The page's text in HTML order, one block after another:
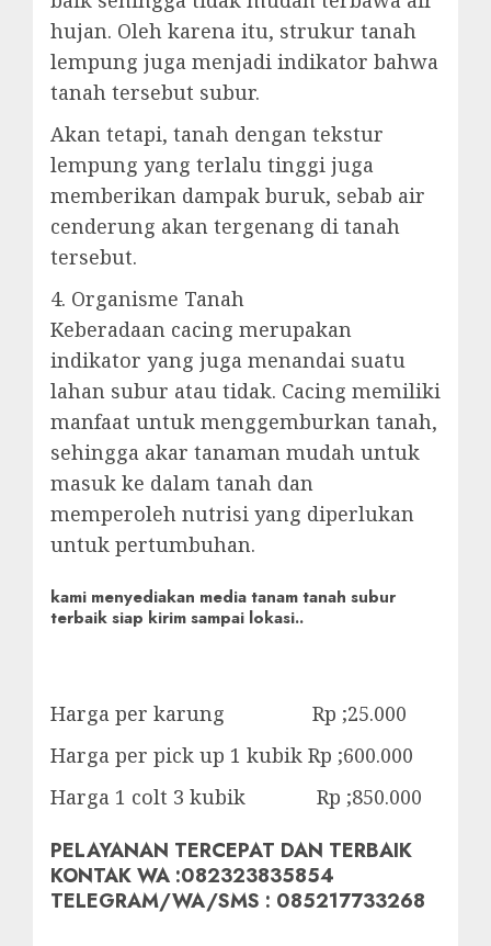
hujan. Oleh karena itu, strukur tanah
lempung juga menjadi indikator bahwa
tanah tersebut subur.
Akan tetapi, tanah dengan tekstur
lempung yang terlalu tinggi juga
memberikan dampak buruk, sebab air
cenderung akan tergenang di tanah
tersebut.
4. Organisme Tanah
Keberadaan cacing merupakan
indikator yang juga menandai suatu
lahan subur atau tidak. Cacing memiliki
manfaat untuk menggemburkan tanah,
sehingga akar tanaman mudah untuk
masuk ke dalam tanah dan
memperoleh nutrisi yang diperlukan
untuk pertumbuhan.
kami menyediakan media tanam tanah subur
terbaik siap kirim sampai lokasi..
Harga per karung Rp ;25.000
Harga per pick up 1 kubik Rp ;600.000
Harga 1 colt 3 kubik Rp ;850.000
PELAYANAN TERCEPAT DAN TERBAIK
KONTAK WA :082323835854
TELEGRAM/WA/SMS : 085217733268